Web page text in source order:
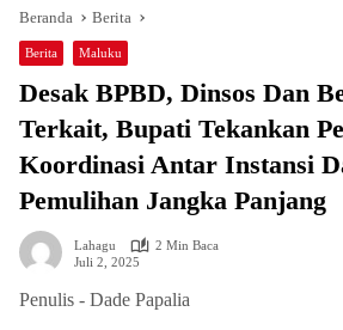
Beranda Berita
Berita Maluku
Desak BPBD, Dinsos Dan
Terkait, Bupati Tekankan
Koordinasi Antar Instansi
Pemulihan Jangka Panjang
Lahagu
2 Min Baca
Juli 2, 2025
Penulis - Dade Papalia